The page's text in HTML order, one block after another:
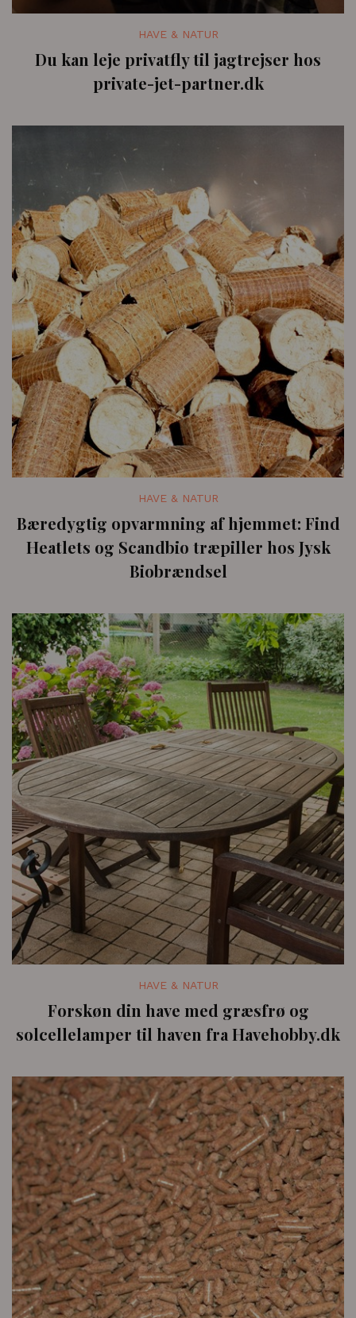
HAVE & NATUR
Du kan leje privatfly til jagtrejser hos
private-jet-partner.dk
HAVE & NATUR
Bæredygtig opvarmning af hjemmet: Find
Heatlets og Scandbio træpiller hos Jysk
Biobrændsel
HAVE & NATUR
Forskøn din have med græsfrø og
solcellelamper til haven fra Havehobby.dk